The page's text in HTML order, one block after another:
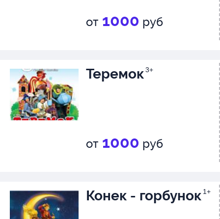
от 1000 руб
Теремок3+
от 1000 руб
Конек - горбунок 1+